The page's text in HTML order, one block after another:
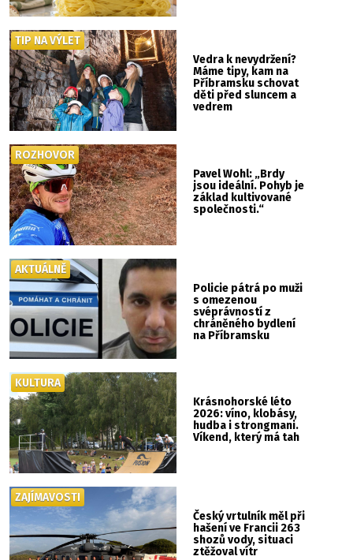
Vedra k nevydržení?
Máme tipy, kam na
Příbramsku schovat
děti před sluncem a
vedrem
TIP NA VÝLET
Pavel Wohl: „Brdy
jsou ideální. Pohyb je
základ kultivované
společnosti.“
ROZHOVOR
Policie pátrá po muži
s omezenou
svéprávností z
chráněného bydlení
na Příbramsku
AKTUÁLNĚ
Krásnohorské léto
2026: víno, klobásy,
hudba i strongmani.
Víkend, který má tah
KULTURA
Český vrtulník měl při
hašení ve Francii 263
shozů vody, situaci
ztěžoval vítr
ZAJÍMAVOSTI